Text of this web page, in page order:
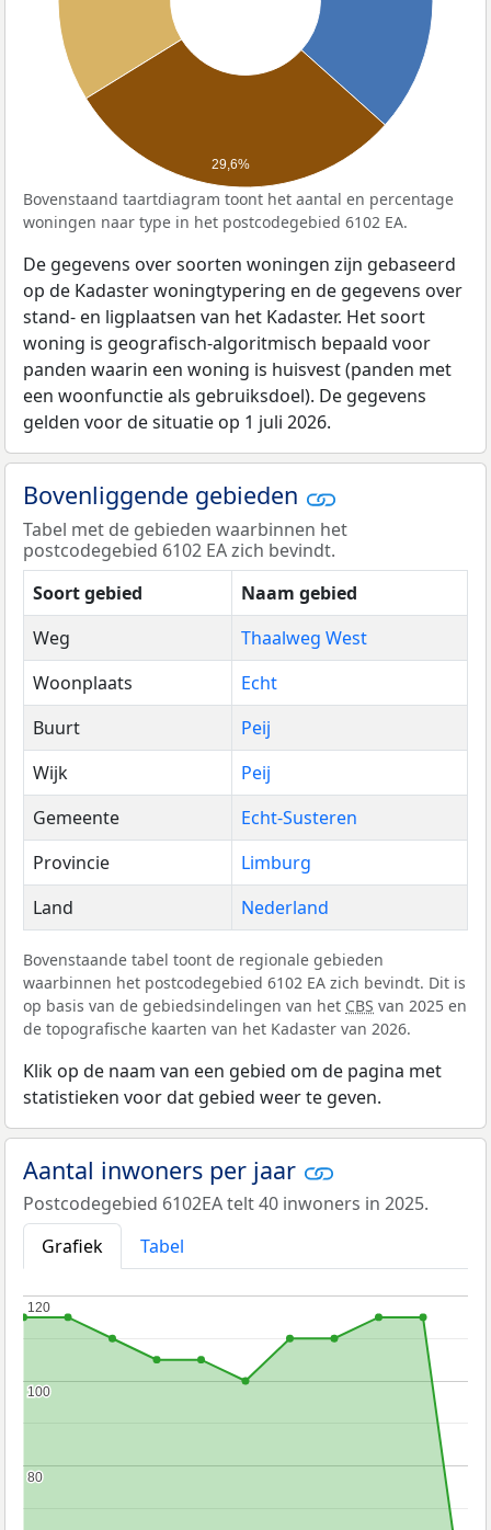
29,6%
Bovenstaand taartdiagram toont het aantal en percentage
woningen naar type in het postcodegebied 6102 EA.
De gegevens over soorten woningen zijn gebaseerd
op de Kadaster woningtypering en de gegevens over
stand- en ligplaatsen van het Kadaster. Het soort
woning is geografisch-algoritmisch bepaald voor
panden waarin een woning is huisvest (panden met
een woonfunctie als gebruiksdoel). De gegevens
gelden voor de situatie op 1 juli 2026.
Bovenliggende gebieden
Tabel met de gebieden waarbinnen het
postcodegebied 6102 EA zich bevindt.
Soort gebied
Naam gebied
Weg
Thaalweg West
Woonplaats
Echt
Buurt
Peij
Wijk
Peij
Gemeente
Echt-Susteren
Provincie
Limburg
Land
Nederland
Bovenstaande tabel toont de regionale gebieden
waarbinnen het postcodegebied 6102 EA zich bevindt. Dit is
op basis van de gebiedsindelingen van het CBS van 2025 en
de topografische kaarten van het Kadaster van 2026.
Klik op de naam van een gebied om de pagina met
statistieken voor dat gebied weer te geven.
Aantal inwoners per jaar
Postcodegebied 6102EA telt 40 inwoners in 2025.
Grafiek
Tabel
80
80
100
100
120
120